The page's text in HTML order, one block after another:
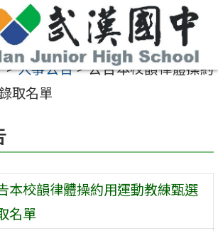
>人事公告>公告本校韻律體操約
取名單
本校韻律體操約用運動教練甄選
名單